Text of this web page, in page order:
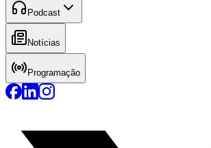
Podcast
Notícias
Programação